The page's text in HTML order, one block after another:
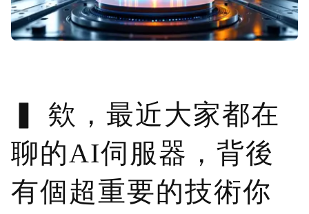
欸，最近大家都在
聊的AI伺服器，背後
有個超重要的技術你